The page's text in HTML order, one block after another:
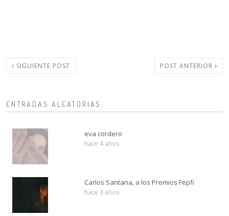
SIGUIENTE POST POST ANTERIOR
ENTRADAS ALEATORIAS
eva cordero
hace 4 años
Carlos Santana, a los Premios Fepfi
hace 3 años